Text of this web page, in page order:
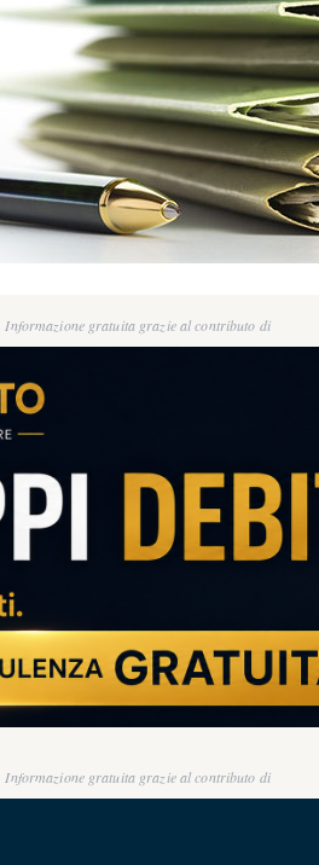
Informazione gratuita grazie al contributo di
Informazione gratuita grazie al contributo di